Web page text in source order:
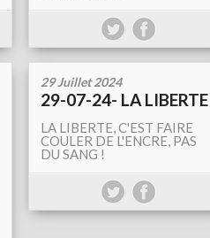
29 Juillet 2024
29-07-24- LA LIBERTE
LA LIBERTE, C'EST FAIRE
COULER DE L'ENCRE, PAS
DU SANG !